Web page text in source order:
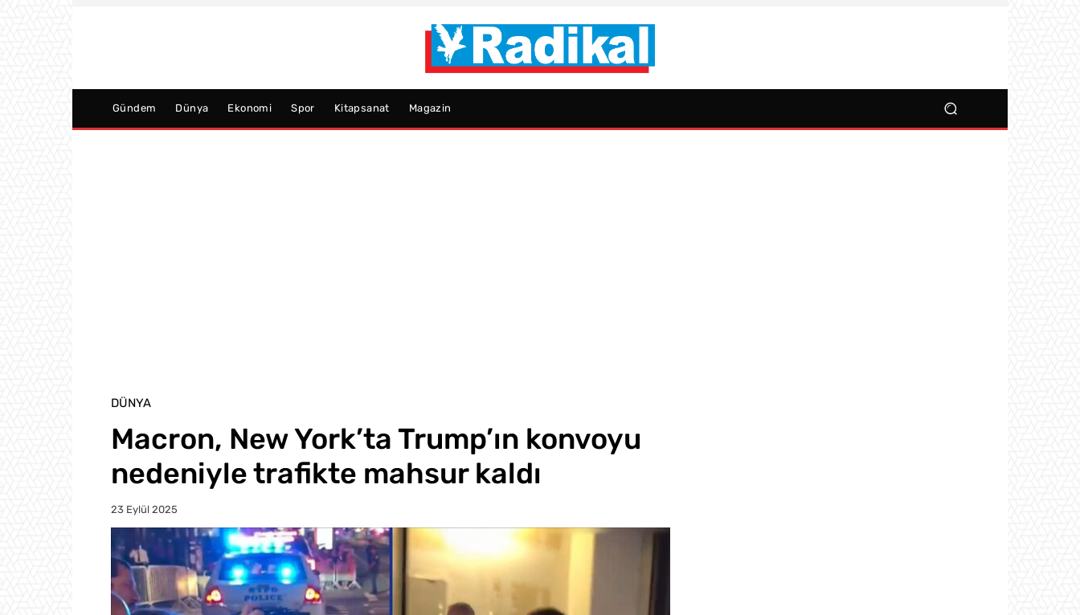
Gündem Dünya Ekonomi Spor Kitapsanat Magazin
DÜNYA
Macron, New York’ta Trump’ın konvoyu
nedeniyle trafikte mahsur kaldı
23 Eylül 2025